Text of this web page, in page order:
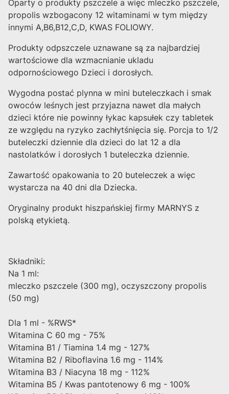
Oparty o produkty pszczele a więc mleczko pszczele,
propolis wzbogacony 12 witaminami w tym między
innymi A,B6,B12,C,D, KWAS FOLIOWY.
Produkty odpszczele uznawane są za najbardziej
wartościowe dla wzmacnianie ukladu
odpornościowego Dzieci i dorosłych.
Wygodna postać plynna w mini buteleczkach i smak
owoców leśnych jest przyjazna nawet dla małych
dzieci które nie powinny łykac kapsułek czy tabletek
ze względu na ryzyko zachłytśnięcia się. Porcja to 1/2
buteleczki dziennie dla dzieci do lat 12 a dla
nastolatków i dorosłych 1 buteleczka dziennie.
Zawartość opakowania to 20 buteleczek a więc
wystarcza na 40 dni dla Dziecka.
Oryginalny produkt hiszpańskiej firmy MARNYS z
polską etykietą.
Składniki:
Na 1 ml:
mleczko pszczele (300 mg), oczyszczony propolis
(50 mg)
Dla 1 ml - %RWS*
Witamina C 60 mg - 75%
Witamina B1 / Tiamina 1.4 mg - 127%
Witamina B2 / Riboflavina 1.6 mg - 114%
Witamina B3 / Niacyna 18 mg - 112%
Witamina B5 / Kwas pantotenowy 6 mg - 100%